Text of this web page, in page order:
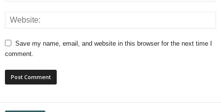
Save my name, email, and website in this browser for the next time I
comment.